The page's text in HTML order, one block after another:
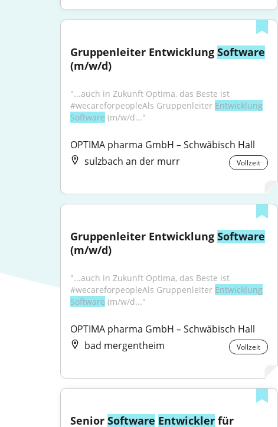
Gruppenleiter Entwicklung Software
(m/w/d)
"...auch in Zukunft Optima, das Beste ist
#wecareforpeopleAls Gruppenleiter Entwicklung
Software (m/w/d..."
OPTIMA pharma GmbH – Schwäbisch Hall
sulzbach an der murr
Vollzeit
Gruppenleiter Entwicklung Software
(m/w/d)
"...auch in Zukunft Optima, das Beste ist
#wecareforpeopleAls Gruppenleiter Entwicklung
Software (m/w/d..."
OPTIMA pharma GmbH – Schwäbisch Hall
bad mergentheim
Vollzeit
Senior Software Entwickler für